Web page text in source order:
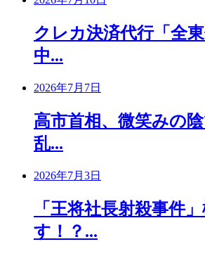
クレカ決済代行「全
中...
2026年7月7日
高市首相、微笑みの
乱...
2026年7月3日
「王将社長射殺事件
す！？...